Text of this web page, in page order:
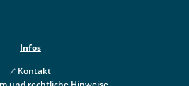
Infos
Kontakt